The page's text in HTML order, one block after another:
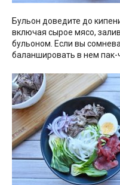
Бульон доведите до
включая сырое мясо,
бульоном. Если вы
баланшировать в нем пак-